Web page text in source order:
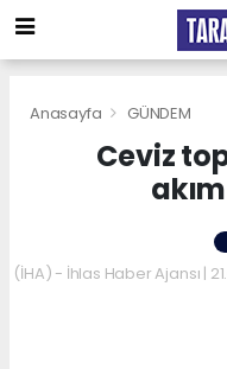
Anasayfa GÜNDEM
Ceviz
(İHA) - İhlas Haber Ajansı |